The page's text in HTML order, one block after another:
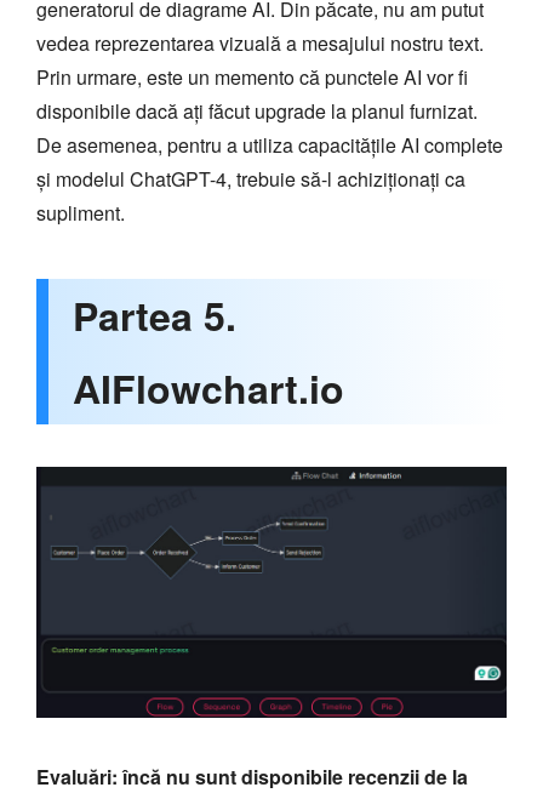
generatorul de diagrame AI. Din păcate, nu am putut
vedea reprezentarea vizuală a mesajului nostru text.
Prin urmare, este un memento că punctele AI vor fi
disponibile dacă ați făcut upgrade la planul furnizat.
De asemenea, pentru a utiliza capacitățile AI complete
și modelul ChatGPT-4, trebuie să-l achiziționați ca
supliment.
Partea 5.
AIFlowchart.io
Evaluări: încă nu sunt disponibile recenzii de la